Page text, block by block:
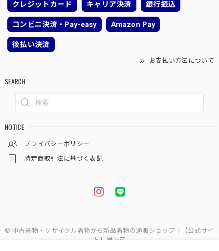
クレジットカード キャリア決済 銀行振込
コンビニ決済・Pay-easy Amazon Pay
後払い決済
お支払い方法について
SEARCH
NOTICE
プライバシーポリシー
特定商取引法に基づく表記
© 中古着物・リサイクル着物から新品着物の通販ショップ｜【公式サイ
ト】祥美苑